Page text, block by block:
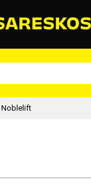
Noblelift